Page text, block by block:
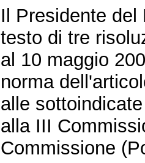
Il Presidente del
testo di tre
al 10 maggio
norma
alle
alla III
Commissione